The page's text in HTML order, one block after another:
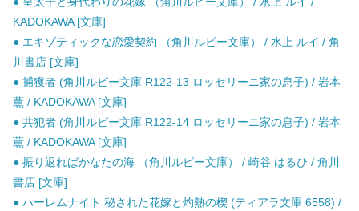
KADOKAWA [文庫]
● エキゾティックな恋愛契約 （角川ルビー文庫） / 水上 ルイ / 角
川書店 [文庫]
● 捕獲者 (角川ルビー文庫 R122-13 ロッセリーニ家の息子) / 岩本
薫 / KADOKAWA [文庫]
● 共犯者 (角川ルビー文庫 R122-14 ロッセリーニ家の息子) / 岩本
薫 / KADOKAWA [文庫]
● 振り返ればかなたの海 （角川ルビー文庫） / 崎谷 はるひ / 角川
書店 [文庫]
● ハーレムナイト 秘された花嫁と灼熱の楔 (ティアラ文庫 6558) /